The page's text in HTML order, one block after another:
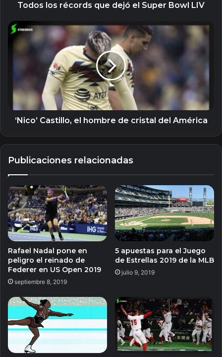
Todos los récords que dejó el Super Bowl LIV
‘Nico’
Castillo,
del
América
‘Nico’ Castillo, el hombre de cristal del América
Publicaciones relacionadas
Rafael Nadal pone en
peligro el reinado de
Federer en US Open 2019
septiembre 8, 2019
5 apuestas para el Juego
de Estrellas 2019 de la MLB
julio 9, 2019